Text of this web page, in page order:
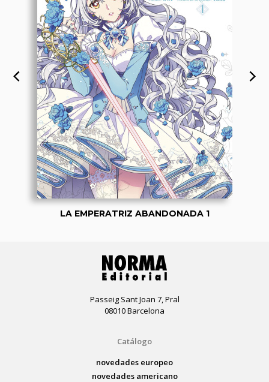
LA EMPERATRIZ ABANDONADA 1
Passeig Sant Joan 7, Pral
08010 Barcelona
Catálogo
novedades europeo
novedades americano